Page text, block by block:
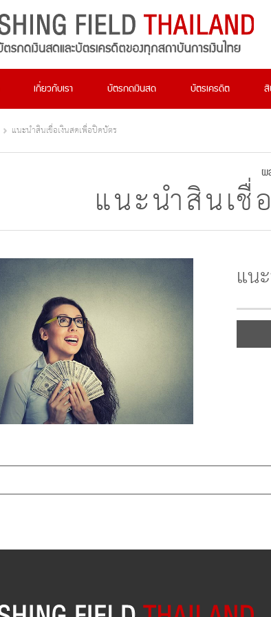
เกี่ยวกับเรา บัตรกดเงินสด บัตรเครดิต
แนะนำสินเชื่อเงินสดเพื่อปิดบัตร
ผ
แนะนำสินเ
แน